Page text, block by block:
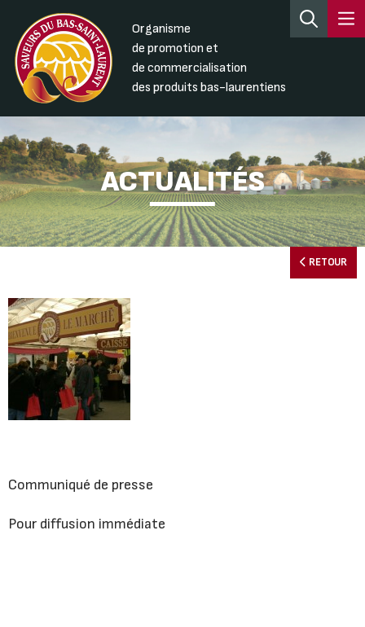
Organisme
de promotion et
de commercialisation
des produits bas-laurentiens
ACTUALITÉS
RETOUR
Communiqué de presse
Pour diffusion immédiate